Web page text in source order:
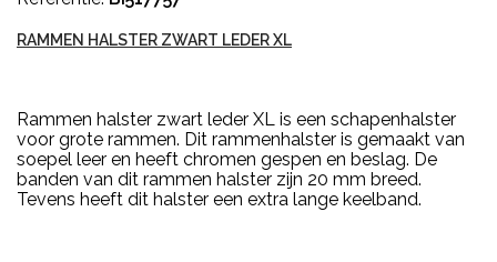
RAMMEN HALSTER ZWART LEDER XL
Rammen halster zwart leder XL is een schapenhalster
voor grote rammen. Dit rammenhalster is gemaakt van
soepel leer en heeft chromen gespen en beslag. De
banden van dit rammen halster zijn 20 mm breed.
Tevens heeft dit halster een extra lange keelband.